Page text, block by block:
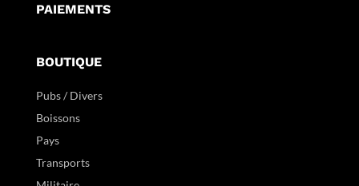
PAIEMENTS
BOUTIQUE
Pubs / Divers
Boissons
Pays
Transports